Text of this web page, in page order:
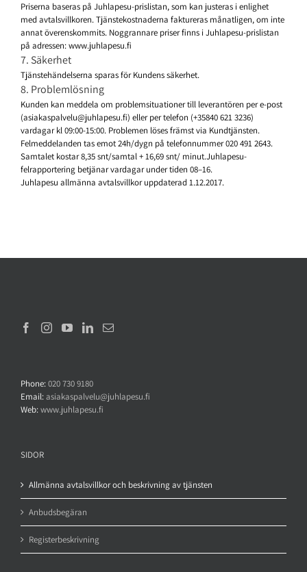
Priserna baseras på Juhlapesu-prislistan, som kan justeras i enlighet
med avtalsvillkoren. Tjänstekostnaderna faktureras månatligen, om inte
annat överenskommits. Noggrannare priser finns i Juhlapesu-prislistan
på adressen: www.juhlapesu.fi
7. Säkerhet
Tjänstehändelserna sparas för Kundens säkerhet.
8. Problemlösning
Kunden kan meddela om problemsituationer till leverantören per e-post
(asiakaspalvelu@juhlapesu.fi) eller per telefon (+35840 621 3236)
vardagar kl 09:00-15:00. Problemen löses främst via Kundtjänsten.
Felmeddelanden tas emot 24h/dygn på telefonnummer 020 491 2643.
Samtalet kostar 8,35 snt/samtal + 16,69 snt/ minut.Juhlapesu-
felrapportering betjänar vardagar under tiden 08–16.
Juhlapesu allmänna avtalsvillkor uppdaterad 1.12.2017.
Phone:020 730 9180
Email:asiakaspalvelu@juhlapesu.fi
Web:www.juhlapesu.fi
SIDOR
Allmänna avtalsvillkor och beskrivning av tjänsten
Anbudsbegäran
Registerbeskrivning